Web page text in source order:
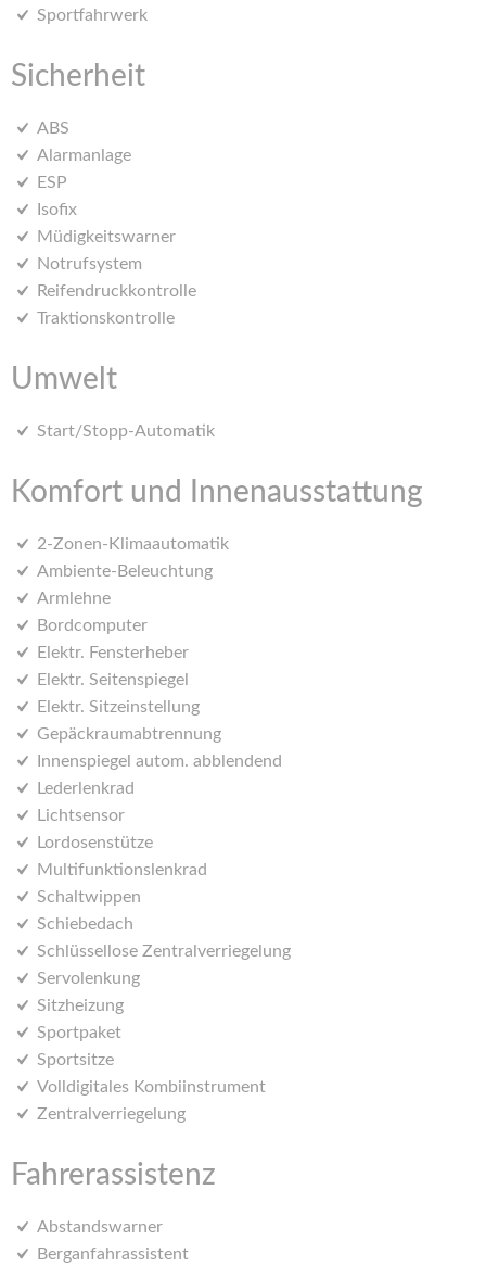
Sportfahrwerk
Sicherheit
ABS
Alarmanlage
ESP
Isofix
Müdigkeitswarner
Notrufsystem
Reifendruckkontrolle
Traktionskontrolle
Umwelt
Start/Stopp-Automatik
Komfort und Innenausstattung
2-Zonen-Klimaautomatik
Ambiente-Beleuchtung
Armlehne
Bordcomputer
Elektr. Fensterheber
Elektr. Seitenspiegel
Elektr. Sitzeinstellung
Gepäckraumabtrennung
Innenspiegel autom. abblendend
Lederlenkrad
Lichtsensor
Lordosenstütze
Multifunktionslenkrad
Schaltwippen
Schiebedach
Schlüssellose Zentralverriegelung
Servolenkung
Sitzheizung
Sportpaket
Sportsitze
Volldigitales Kombiinstrument
Zentralverriegelung
Fahrerassistenz
Abstandswarner
Berganfahrassistent